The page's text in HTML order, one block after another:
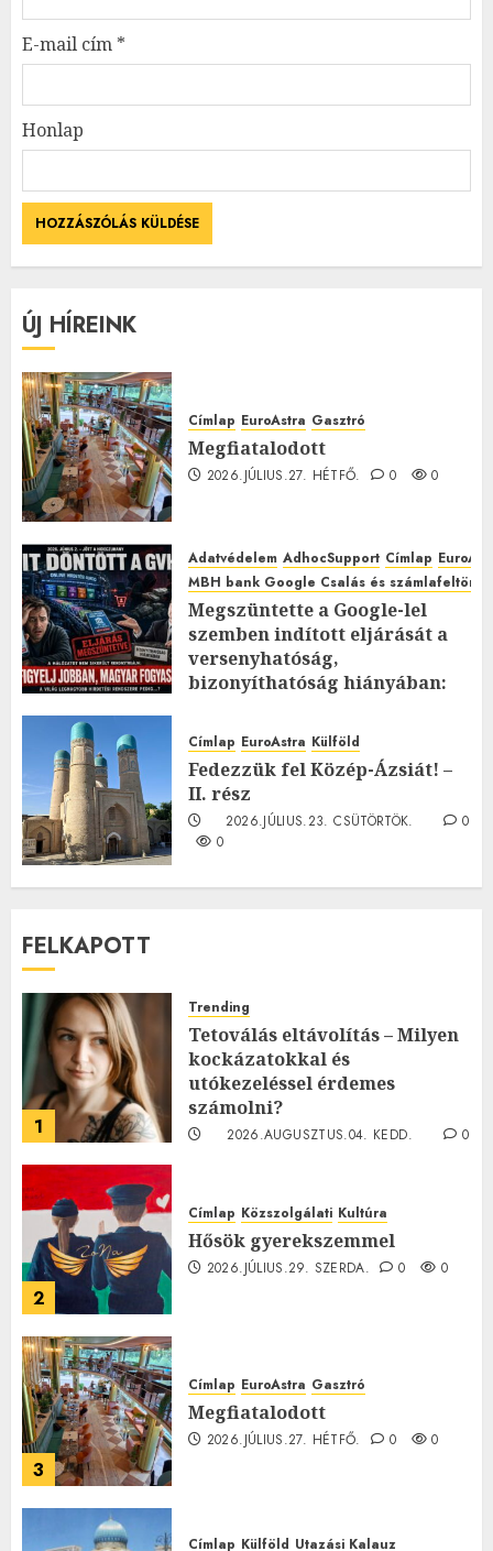
E-mail cím *
Honlap
ÚJ HÍREINK
Címlap EuroAstra Gasztró
Megfiatalodott
2026.JÚLIUS.27. HÉTFŐ. 0 0
Adatvédelem AdhocSupport Címlap
MBH bank Google Csalás és
Megszüntette a Google-lel
szemben indított eljárását a
versenyhatóság,
bizonyíthatóság hiányában:
2026.JÚLIUS.23. CSÜTÖRTÖK.
0
Címlap EuroAstra Külföld
Fedezzük fel Közép-Ázsiát! –
II. rész
2026.JÚLIUS.23. CSÜTÖRTÖK.
0
0
FELKAPOTT
1
Trending
Tetoválás eltávolítás – Milyen
kockázatokkal és
utókezeléssel érdemes
számolni?
2026.AUGUSZTUS.04. KEDD.
0
2
Címlap Közszolgálati Kultúra
Hősök gyerekszemmel
2026.JÚLIUS.29. SZERDA. 0 0
3
Címlap EuroAstra Gasztró
Megfiatalodott
2026.JÚLIUS.27. HÉTFŐ. 0 0
Címlap Külföld Utazási Kalauz